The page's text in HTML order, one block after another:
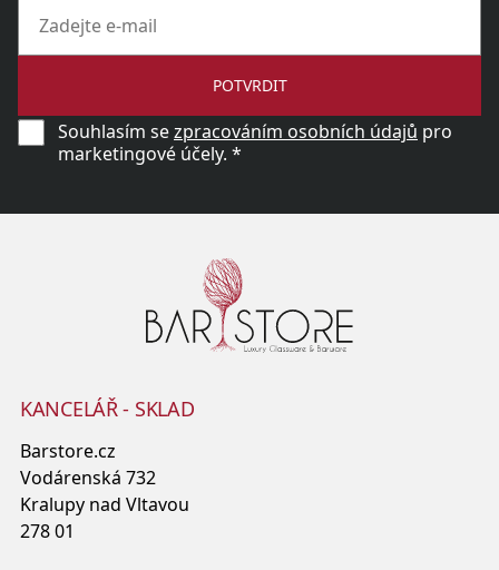
POTVRDIT
Souhlasím sezpracováním osobních údajů pro
marketingové účely. *
KANCELÁŘ - SKLAD
Barstore.cz
Vodárenská 732
Kralupy nad Vltavou
278 01